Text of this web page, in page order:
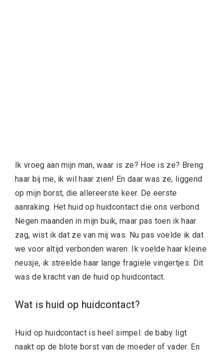
Ik vroeg aan mijn man, waar is ze? Hoe is ze? Breng
haar bij me, ik wil haar zien! En daar was ze, liggend
op mijn borst, die allereerste keer. De eerste
aanraking. Het huid op huidcontact die ons verbond.
Negen maanden in mijn buik, maar pas toen ik haar
zag, wist ik dat ze van mij was. Nu pas voelde ik dat
we voor altijd verbonden waren. Ik voelde haar kleine
neusje, ik streelde haar lange fragiele vingertjes. Dit
was de kracht van de huid op huidcontact.
Wat is huid op huidcontact?
Huid op huidcontact is heel simpel: de baby ligt
naakt op de blote borst van de moeder of vader. En